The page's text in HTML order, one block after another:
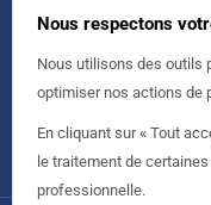
Nous respectons
Nous utilisons des outils
optimiser nos actions de
En cliquant sur « Tout
le traitement de
professionnelle.